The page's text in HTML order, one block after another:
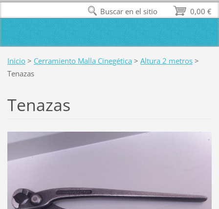
Inicio > Cerramiento Malla Cinegética > Altura 2 metros >
Tenazas
Tenazas
0,00 €
Buscar en el sitio